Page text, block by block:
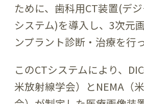
ために、歯科用CT装置(デ
システム)を導入し、3次元
ンプラント診断・治療を行
このCTシステムにより、
米放射線学会）とNEMA（